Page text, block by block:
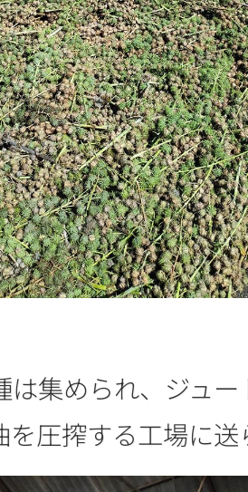
は集められ、ジュ
を圧搾する工場に送